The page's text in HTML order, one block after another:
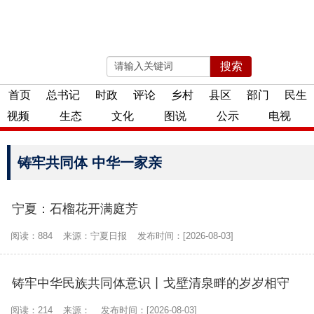
搜索
2026年08月05日 星期三
首页 总书记 时政 评论 乡村 县区 部门
民生
视频
生态 文化 图说 公示 电视
铸牢共同体 中华一家亲
宁夏：石榴花开满庭芳
阅读：884 来源：宁夏日报 发布时间：[2026-08-03]
铸牢中华民族共同体意识丨戈壁清泉畔的岁岁相守
阅读：214 来源： 发布时间：[2026-08-03]